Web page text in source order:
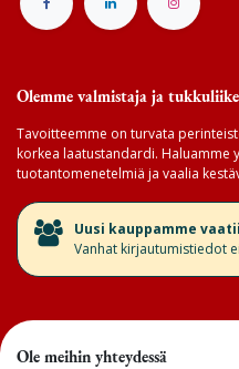
Olemme valmistaja ja tukkuliike
Tavoitteemme on turvata
korkea laatustandardi. Haluamme
tuotantomenetelmiä ja vaalia
​Uusi kauppamme
Vanhat kirjautumistiedot
Ole meihin yhteydessä